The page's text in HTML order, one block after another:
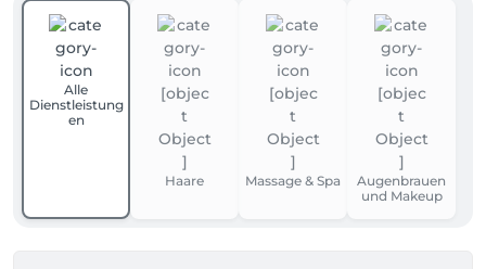
Alle
Dienstleistung
en
Haare Massage & Spa
Augenbrauen
und Makeup